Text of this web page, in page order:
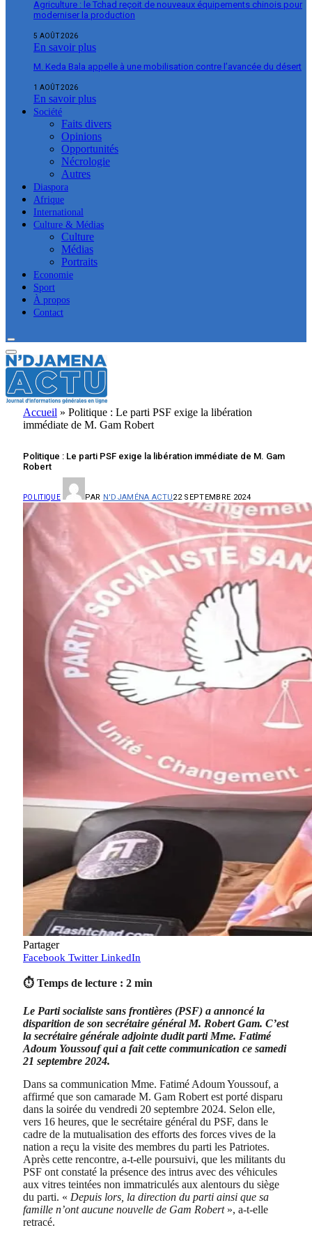
Agriculture : le Tchad reçoit de nouveaux équipements chinois pour
moderniser la production
5 AOÛT 2026
En savoir plus
M. Keda Bala appelle à une mobilisation contre l’avancée du désert
1 AOÛT 2026
En savoir plus
Société
Faits divers
Opinions
Opportunités
Nécrologie
Autres
Diaspora
Afrique
International
Culture & Médias
Culture
Médias
Portraits
Economie
Sport
À propos
Contact
Accueil » Politique : Le parti PSF exige la libération
immédiate de M. Gam Robert
Politique : Le parti PSF exige la libération immédiate de M. Gam
Robert
POLITIQUE PAR N'DJAMÉNA ACTU22 SEPTEMBRE 2024
Partager
Facebook Twitter LinkedIn
⏱ Temps de lecture : 2 min
Le Parti socialiste sans frontières (PSF) a annoncé la
disparition de son secrétaire général M. Robert Gam. C’est
la secrétaire générale adjointe dudit parti Mme. Fatimé
Adoum Youssouf qui a fait cette communication ce samedi
21 septembre 2024.
Dans sa communication Mme. Fatimé Adoum Youssouf, a
affirmé que son camarade M. Gam Robert est porté disparu
dans la soirée du vendredi 20 septembre 2024. Selon elle,
vers 16 heures, que le secrétaire général du PSF, dans le
cadre de la mutualisation des efforts des forces vives de la
nation a reçu la visite des membres du parti les Patriotes.
Après cette rencontre, a-t-elle poursuivi, que les militants du
PSF ont constaté la présence des intrus avec des véhicules
aux vitres teintées non immatriculés aux alentours du siège
du parti. « Depuis lors, la direction du parti ainsi que sa
famille n’ont aucune nouvelle de Gam Robert», a-t-elle
retracé.